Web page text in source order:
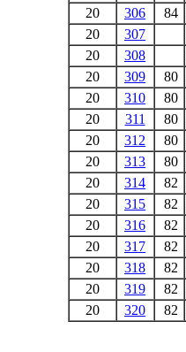
20
306 84
20
307
20
308
20
309 80
20
310 80
20
311 80
20
312 80
20
313 80
20
314 82
20
315 82
20
316 82
20
317 82
20
318 82
20
319 82
20
320 82